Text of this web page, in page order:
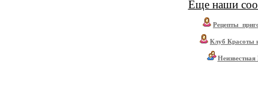
Еще наши
Клуб Красоты
Неизвестная